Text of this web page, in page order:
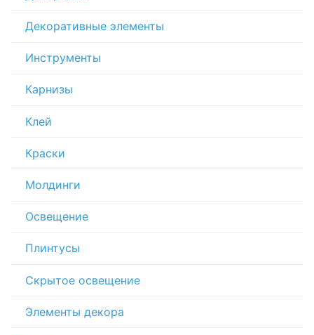
Декоративные элементы
Инструменты
Карнизы
Клей
Краски
Молдинги
Освещение
Плинтусы
Скрытое освещение
Элементы декора